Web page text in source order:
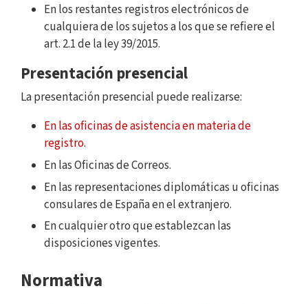
En los restantes registros electrónicos de
cualquiera de los sujetos a los que se refiere el
art. 2.1 de la ley 39/2015.
Presentación presencial
La presentación presencial puede realizarse:
En las oficinas de asistencia en materia de
registro.
En las Oficinas de Correos.
En las representaciones diplomáticas u oficinas
consulares de España en el extranjero.
En cualquier otro que establezcan las
disposiciones vigentes.
Normativa